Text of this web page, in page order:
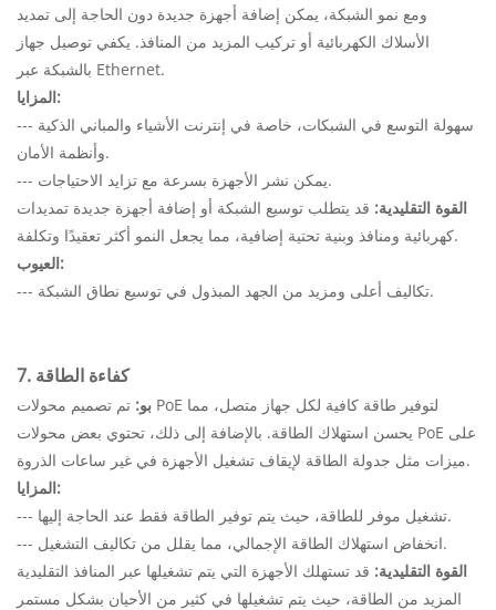
ومع نمو الشبكة، يمكن إضافة أجهزة جديدة دون الحاجة إلى تمديد
الأسلاك الكهربائية أو تركيب المزيد من المنافذ. يكفي توصيل جهاز
بالشبكة عبر Ethernet.
المزايا:
--- سهولة التوسع في الشبكات، خاصة في إنترنت الأشياء والمباني الذكية
وأنظمة الأمان.
--- يمكن نشر الأجهزة بسرعة مع تزايد الاحتياجات.
القوة التقليدية: قد يتطلب توسيع الشبكة أو إضافة أجهزة جديدة تمديدات
كهربائية ومنافذ وبنية تحتية إضافية، مما يجعل النمو أكثر تعقيدًا وتكلفة.
العيوب:
--- تكاليف أعلى ومزيد من الجهد المبذول في توسيع نطاق الشبكة.
7. كفاءة الطاقة
بو: تم تصميم محولات PoE لتوفير طاقة كافية لكل جهاز متصل، مما
يحسن استهلاك الطاقة. بالإضافة إلى ذلك، تحتوي بعض محولات PoE على
ميزات مثل جدولة الطاقة لإيقاف تشغيل الأجهزة في غير ساعات الذروة.
المزايا:
--- تشغيل موفر للطاقة، حيث يتم توفير الطاقة فقط عند الحاجة إليها.
--- انخفاض استهلاك الطاقة الإجمالي، مما يقلل من تكاليف التشغيل.
القوة التقليدية: قد تستهلك الأجهزة التي يتم تشغيلها عبر المنافذ التقليدية
المزيد من الطاقة، حيث يتم تشغيلها في كثير من الأحيان بشكل مستمر